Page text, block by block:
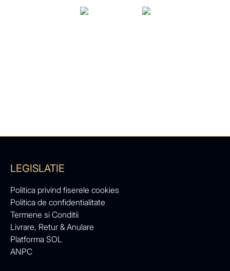
LEGISLATIE
Politica privind fiserele cookies
Politica de confidentialitate
Termene si Conditii
Livrare, Retur & Anulare
Platforma SOL
ANPC